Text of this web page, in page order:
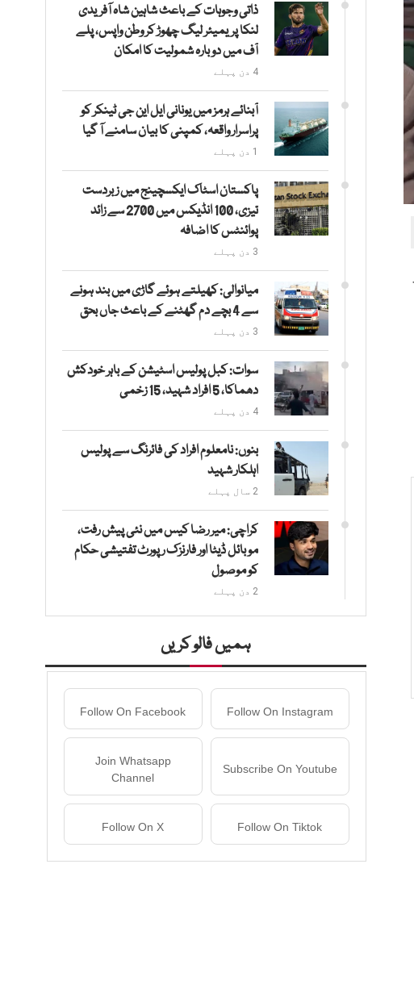
ذاتی وجوہات کے باعث شاہین شاہ آفریدی
لنکا پریمیئر لیگ چھوڑ کر وطن واپس، پلے
آف میں دوبارہ شمولیت کا امکان
4 دن پہلے
آبنائے ہرمز میں یونانی ایل این جی ٹینکر کو
پراسرار واقعہ، کمپنی کا بیان سامنے آ گیا
1 دن پہلے
پاکستان اسٹاک ایکسچینج میں زبردست
تیزی، 100 انڈیکس میں 2700 سے زائد
پوائنٹس کا اضافہ
3 دن پہلے
میانوالی: کھیلتے ہوئے گاڑی میں بند ہونے
سے 4 بچے دم گھٹنے کے باعث جاں بحق
3 دن پہلے
سوات: کبل پولیس اسٹیشن کے باہر خودکش
دھماکا، 5 افراد شہید، 15 زخمی
4 دن پہلے
بنوں: نامعلوم افراد کی فائرنگ سے پولیس
اہلکار شہید
2 سال پہلے
کراچی: میر رضا کیس میں نئی پیش رفت،
موبائل ڈیٹا اور فارنزک رپورٹ تفتیشی حکام
کو موصول
2 دن پہلے
ہمیں فالو کریں
Follow On Instagram
Follow On Facebook
Subscribe On Youtube
Join Whatsapp
Channel
Follow On Tiktok
Follow On X